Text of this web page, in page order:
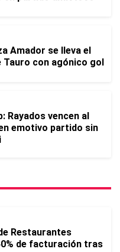
Amador se lleva el
Tauro con agónico gol
Rayados vencen al
emotivo partido sin
Restaurantes
de facturación tras